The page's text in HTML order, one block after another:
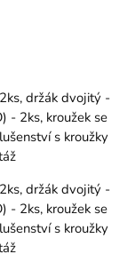
držák dvojitý -
- 2ks, kroužek se
s kroužky
držák dvojitý -
- 2ks, kroužek se
s kroužky